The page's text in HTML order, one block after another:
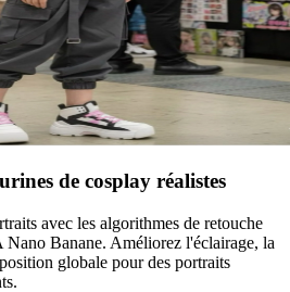
de cosplay réalistes
avec les algorithmes de retouche
Banane. Améliorez l'éclairage, la
globale pour des portraits